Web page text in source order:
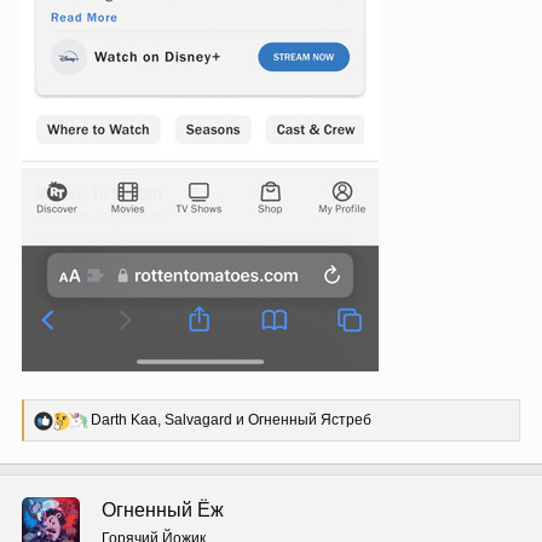
Р
е
Darth Kaa, Salvagard и Огненный Ястреб
Огненный Ёж
Горячий Йожик